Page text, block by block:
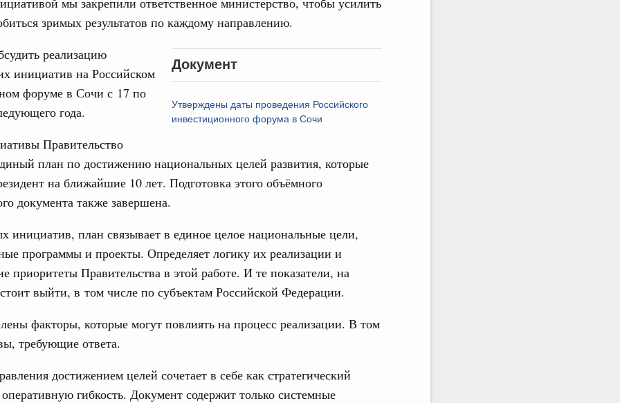
зримых результатов по каждому направлению.
Документ
Утверждены даты проведения Российского
инвестиционного форума в Сочи
реализацию
инициатив на Российском
форуме в Сочи с 17 по
года.
Правительство
план по достижению национальных целей развития, которые
на ближайшие 10 лет. Подготовка этого объёмного
документа также завершена.
инициатив, план связывает в единое целое национальные цели,
программы и проекты. Определяет логику их реализации и
приоритеты Правительства в этой работе. И те показатели, на
выйти, в том числе по субъектам Российской Федерации.
факторы, которые могут повлиять на процесс реализации. В том
требующие ответа.
достижением целей сочетает в себе как стратегический
гибкость. Документ содержит только системные